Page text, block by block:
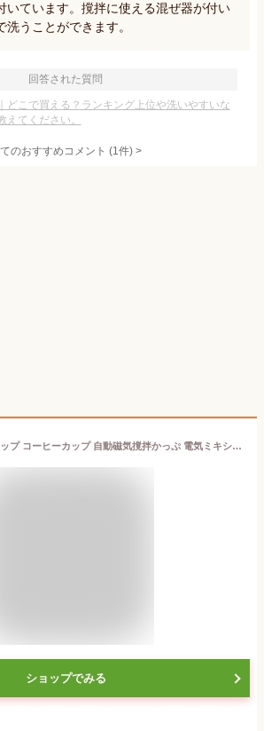
いています。撹拌に使える混ぜ器が付い
うことができます。
回答された質問
どこで買える？ランキング上位や洗いやすいな
えてください。
のおすすめコメント (1件) >
自動攪拌マグカップ コーヒーカップ 自動磁気撹拌かっぷ 電気ミキシングマグ 自動磁気撹拌かっぷ 紅茶 充電式 自動ミキサーカップ 自動かきまぜ 撹拌カップ コーヒーカップ マグボトル ステンレス usb フタ付き ステンレス 飲料 お茶 オフィス キッチン 家族
ショップでみる